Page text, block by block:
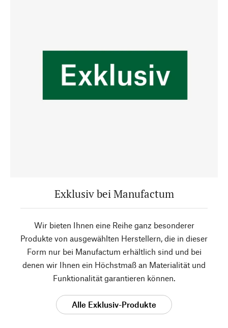
Exklusiv bei Manufactum
Wir bieten Ihnen eine Reihe ganz besonderer
Produkte von ausgewählten Herstellern, die in dieser
Form nur bei Manufactum erhältlich sind und bei
denen wir Ihnen ein Höchstmaß an Materialität und
Funktionalität garantieren können.
Alle Exklusiv-Produkte